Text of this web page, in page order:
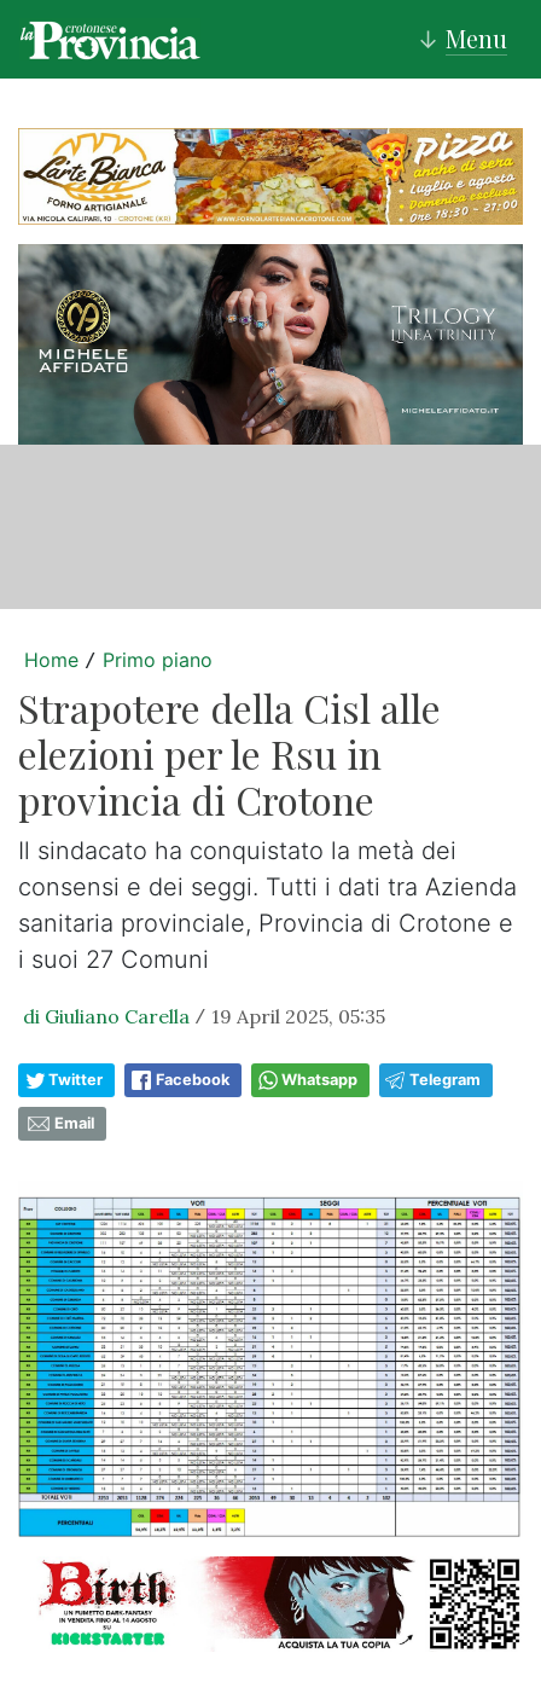
↓ Menu
Home / Primo piano
Strapotere della Cisl alle
elezioni per le Rsu in
provincia di Crotone
Il sindacato ha conquistato la metà dei
consensi e dei seggi. Tutti i dati tra Azienda
sanitaria provinciale, Provincia di Crotone e
i suoi 27 Comuni
di Giuliano Carella / 19 April 2025, 05:35
Twitter Facebook Whatsapp Telegram
Email